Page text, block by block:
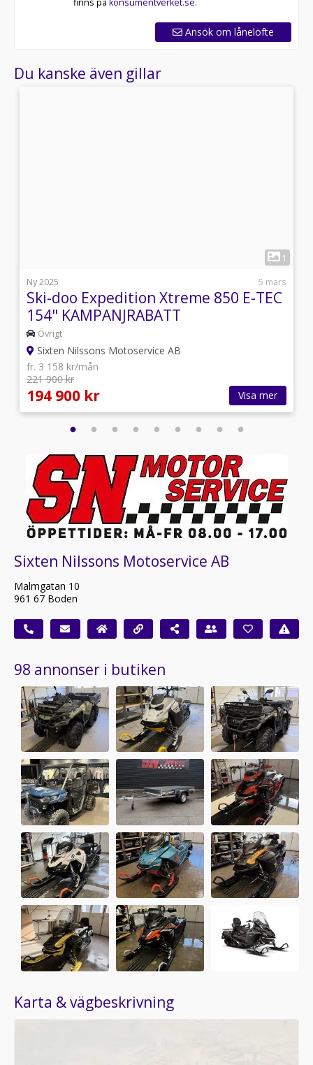
Ansök om lånelöfte
Du kanske även gillar
1
Ny 2025
5 mars
Ski-doo Expedition Xtreme 850 E-TEC
154" KAMPANJRABATT
Övrigt
Sixten Nilssons Motoservice AB
fr. 3 158 kr/mån
221 900 kr
194 900 kr Visa mer
Sixten Nilssons Motoservice AB
Malmgatan 10
961 67 Boden
98 annonser i butiken
Karta & vägbeskrivning